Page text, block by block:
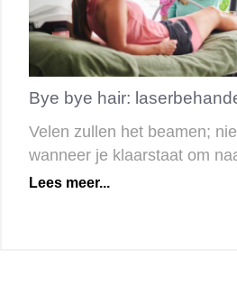
Bye bye hair:
Velen zullen het beamen;
wanneer je klaarstaat om
Lees meer...